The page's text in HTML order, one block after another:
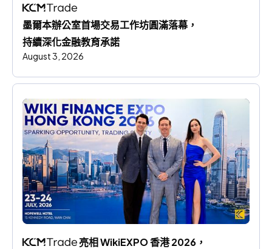
墨爾本辦公室首場交易工作坊圓滿落幕，
持續深化金融教育承諾
August 3, 2026
亮相 WikiEXPO 香港 2026，